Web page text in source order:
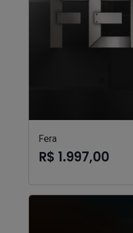
Fera
R$ 1.997,00